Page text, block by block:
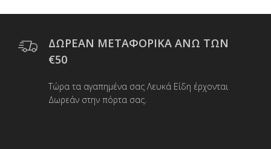
Οι
μπορούν
σελίδα
του
ΔΩΡΕΑΝ ΜΕΤΑΦΟΡΙΚΑ ΑΝΩ ΤΩΝ
€50
Τώρα τα αγαπημένα σας Λευκά Είδη έρχονται
Δωρεάν στην πόρτα σας.